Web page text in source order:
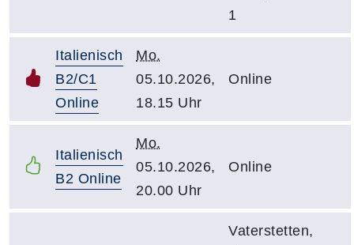
1
Italienisch
B2/C1
Online
Mo.
05.10.2026,
18.15 Uhr
Online
Italienisch
B2 Online
Mo.
05.10.2026,
20.00 Uhr
Online
Vaterstetten,